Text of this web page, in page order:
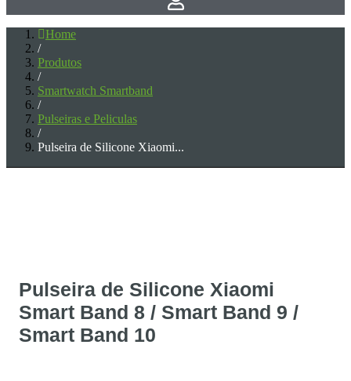
Home
/
Produtos
/
Smartwatch Smartband
/
Pulseiras e Peliculas
/
Pulseira de Silicone Xiaomi...
Pulseira de Silicone Xiaomi
Smart Band 8 / Smart Band 9 /
Smart Band 10